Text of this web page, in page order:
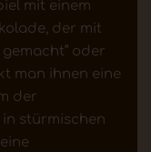
mit einem
der mit
oder
man ihnen eine
der
stürmischen